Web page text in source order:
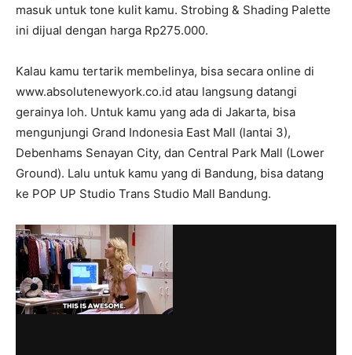
masuk untuk tone kulit kamu. Strobing & Shading Palette
ini dijual dengan harga Rp275.000.
Kalau kamu tertarik membelinya, bisa secara online di
www.absolutenewyork.co.id atau langsung datangi
gerainya loh. Untuk kamu yang ada di Jakarta, bisa
mengunjungi Grand Indonesia East Mall (lantai 3),
Debenhams Senayan City, dan Central Park Mall (Lower
Ground). Lalu untuk kamu yang di Bandung, bisa datang
ke POP UP Studio Trans Studio Mall Bandung.